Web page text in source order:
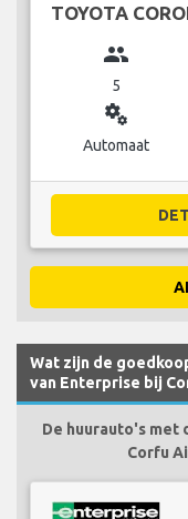
TOYOTA
group
5
miscellaneous_services
Automaat
Wat zijn de
van Enterprise bij
De huurauto's met
Corfu